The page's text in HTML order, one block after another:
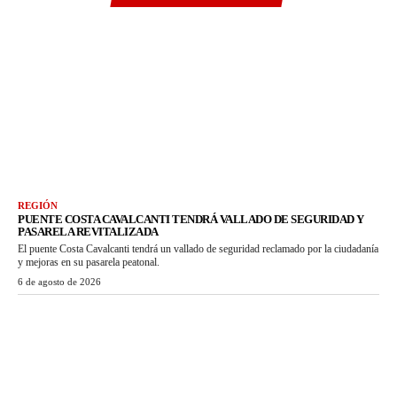
REGIÓN
PUENTE COSTA CAVALCANTI TENDRÁ VALLADO DE SEGURIDAD Y
PASARELA REVITALIZADA
El puente Costa Cavalcanti tendrá un vallado de seguridad reclamado por la ciudadanía
y mejoras en su pasarela peatonal.
6 de agosto de 2026